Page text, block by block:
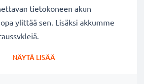
tietokoneen akun
ylittää sen. Lisäksi akkumme
NÄYTÄ LISÄÄ